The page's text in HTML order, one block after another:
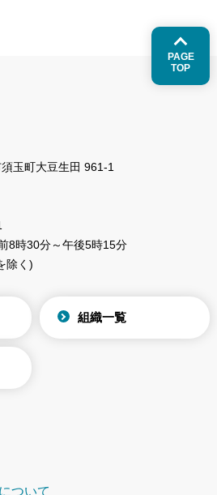
PAGE
TOP
玉町大豆生田 961-1
8時30分～午後5時15分
除く)
組織一覧
ついて